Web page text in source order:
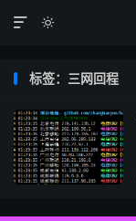


标签：三网回程